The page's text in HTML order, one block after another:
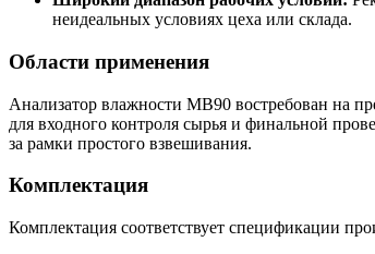
неидеальных условиях цеха или склада.
Области применения
Анализатор влажности MB90 востребован на
для входного контроля сырья и финальной
за рамки простого взвешивания.
Комплектация
Комплектация соответствует спецификации